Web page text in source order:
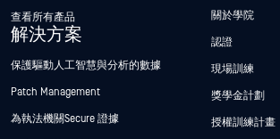
查看所有產品
解決方案
保護驅動人工智慧與分析的數據
Patch Management
為執法機關Secure 證據
關於學院
認證
現場訓練
獎學金計劃
授權訓練計畫